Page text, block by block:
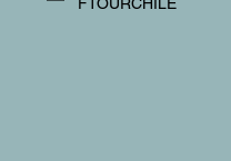
FTOURCHILE